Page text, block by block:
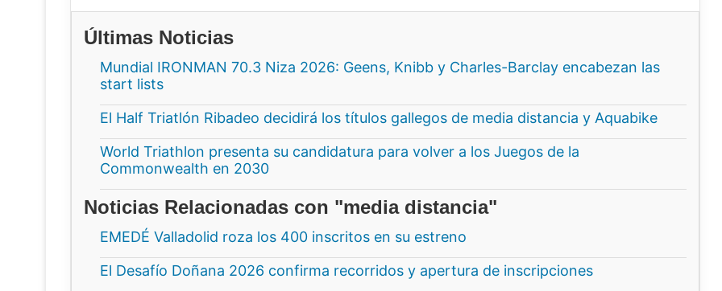
Últimas Noticias
Mundial IRONMAN 70.3 Niza 2026: Geens, Knibb y Charles-Barclay encabezan las
start lists
El Half Triatlón Ribadeo decidirá los títulos gallegos de media distancia y Aquabike
World Triathlon presenta su candidatura para volver a los Juegos de la
Commonwealth en 2030
Noticias Relacionadas con "media distancia"
EMEDÉ Valladolid roza los 400 inscritos en su estreno
El Desafío Doñana 2026 confirma recorridos y apertura de inscripciones